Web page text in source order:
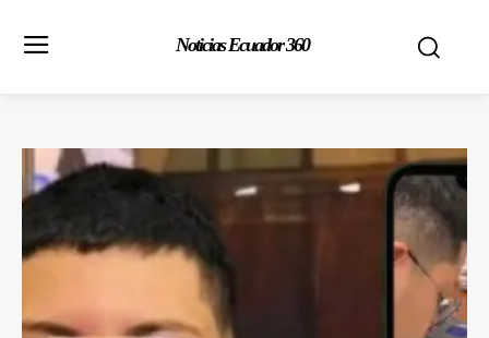
Noticias Ecuador 360